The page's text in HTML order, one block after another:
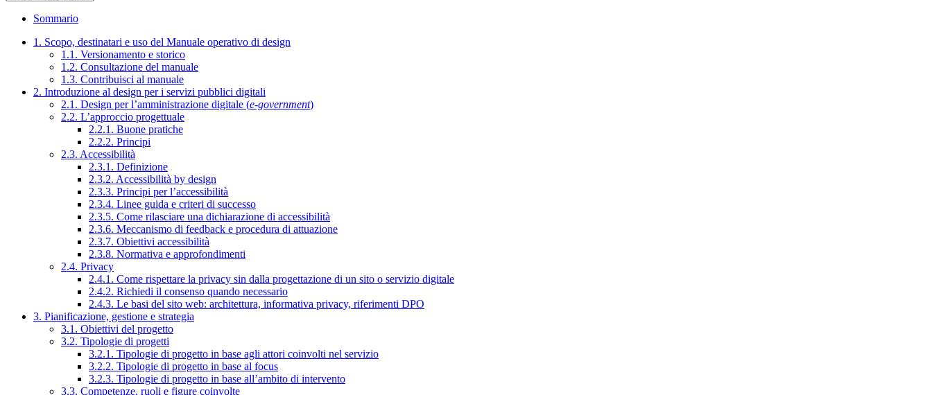
Sommario
1. Scopo, destinatari e uso del Manuale operativo di design
1.1. Versionamento e storico
1.2. Consultazione del manuale
1.3. Contribuisci al manuale
2. Introduzione al design per i servizi pubblici digitali
2.1. Design per l’amministrazione digitale (e-government)
2.2. L’approccio progettuale
2.2.1. Buone pratiche
2.2.2. Principi
2.3. Accessibilità
2.3.1. Definizione
2.3.2. Accessibilità by design
2.3.3. Principi per l’accessibilità
2.3.4. Linee guida e criteri di successo
2.3.5. Come rilasciare una dichiarazione di accessibilità
2.3.6. Meccanismo di feedback e procedura di attuazione
2.3.7. Obiettivi accessibilità
2.3.8. Normativa e approfondimenti
2.4. Privacy
2.4.1. Come rispettare la privacy sin dalla progettazione di un sito o servizio digitale
2.4.2. Richiedi il consenso quando necessario
2.4.3. Le basi del sito web: architettura, informativa privacy, riferimenti DPO
3. Pianificazione, gestione e strategia
3.1. Obiettivi del progetto
3.2. Tipologie di progetti
3.2.1. Tipologie di progetto in base agli attori coinvolti nel servizio
3.2.2. Tipologie di progetto in base al focus
3.2.3. Tipologie di progetto in base all’ambito di intervento
3.3. Competenze, ruoli e figure coinvolte